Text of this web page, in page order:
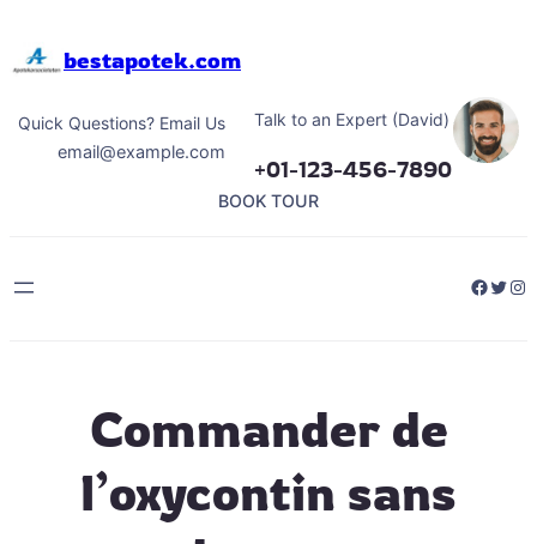
bestapotek.com
Quick Questions? Email Us
email@example.com
Talk to an Expert (David)
+01-123-456-7890
BOOK TOUR
Commander de
l’oxycontin sans